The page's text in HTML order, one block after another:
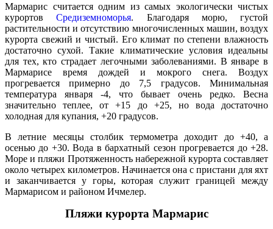
Мармарис считается одним из самых экологически чистых
курортовСредиземноморья. Благодаря морю, густой
растительности и отсутствию многочисленных машин, воздух
курорта свежий и чистый. Его климат по степени влажность
достаточно сухой. Такие климатические условия идеальны
для тех, кто страдает легочными заболеваниями. В январе в
Мармарисе время дождей и мокрого снега. Воздух
прогревается примерно до 7,5 градусов. Минимальная
температура января -4, что бывает очень редко. Весна
значительно теплее, от +15 до +25, но вода достаточно
холодная для купания, +20 градусов.
В летние месяцы столбик термометра доходит до +40, а
осенью до +30. Вода в бархатный сезон прогревается до +28.
Море и пляжи Протяженность набережной курорта составляет
около четырех километров. Начинается она с пристани для яхт
и заканчивается у горы, которая служит границей между
Мармарисом и районом Ичмелер.
Пляжи курорта Мармарис